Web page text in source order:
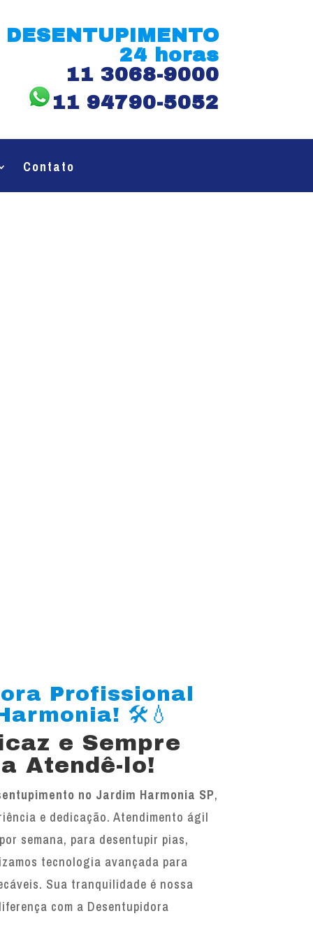
DESENTUPIMENTO
24 horas
11 3068-9000
11 94790-5052
Contato
Profissional
🛠️💧
e Sempre
Atendê-lo!
no Jardim Harmonia SP,
e dedicação. Atendimento ágil
semana, para desentupir pias,
tecnologia avançada para
Sua tranquilidade é nossa
com a Desentupidora